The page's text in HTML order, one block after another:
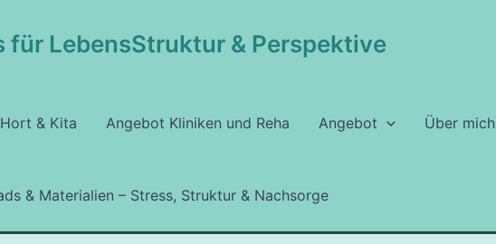
für LebensStruktur & Perspektive
& Kita Angebot Kliniken und Reha Angebot Über mich
& Materialien – Stress, Struktur & Nachsorge